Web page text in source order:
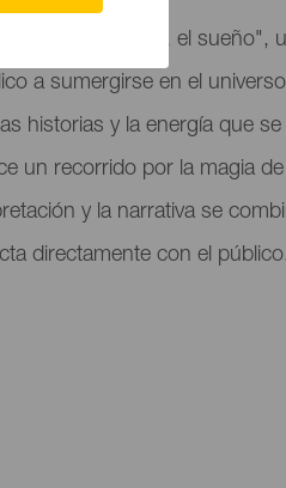
acoge "Candileja, el sueño",
a sumergirse en el
historias y la energía que
un recorrido por la magia
y la narrativa se
directamente con el